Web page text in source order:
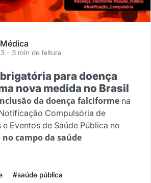
- 3 min de leitura
para doença
nova medida no Brasil
da doença falciforme na
Compulsória de
Eventos de Saúde Pública no
no campo da saúde
#saúde pública